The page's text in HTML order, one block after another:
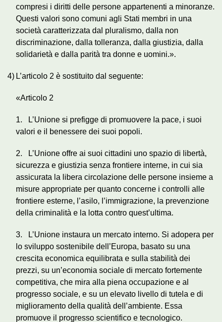
compresi i diritti delle persone appartenenti a minoranze.
Questi valori sono comuni agli Stati membri in una
società caratterizzata dal pluralismo, dalla non
discriminazione, dalla tolleranza, dalla giustizia, dalla
solidarietà e dalla parità tra donne e uomini.».
4) L’articolo 2 è sostituito dal seguente:
«Articolo 2
1. L’Unione si prefigge di promuovere la pace, i suoi
valori e il benessere dei suoi popoli.
2. L’Unione offre ai suoi cittadini uno spazio di libertà,
sicurezza e giustizia senza frontiere interne, in cui sia
assicurata la libera circolazione delle persone insieme a
misure appropriate per quanto concerne i controlli alle
frontiere esterne, l’asilo, l’immigrazione, la prevenzione
della criminalità e la lotta contro quest’ultima.
3. L’Unione instaura un mercato interno. Si adopera per
lo sviluppo sostenibile dell’Europa, basato su una
crescita economica equilibrata e sulla stabilità dei
prezzi, su un’economia sociale di mercato fortemente
competitiva, che mira alla piena occupazione e al
progresso sociale, e su un elevato livello di tutela e di
miglioramento della qualità dell’ambiente. Essa
promuove il progresso scientifico e tecnologico.